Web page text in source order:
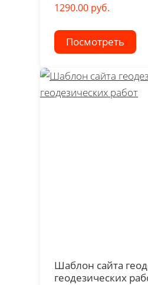
1290.00 руб.
Посмотреть
Шаблон сайта
геодезических